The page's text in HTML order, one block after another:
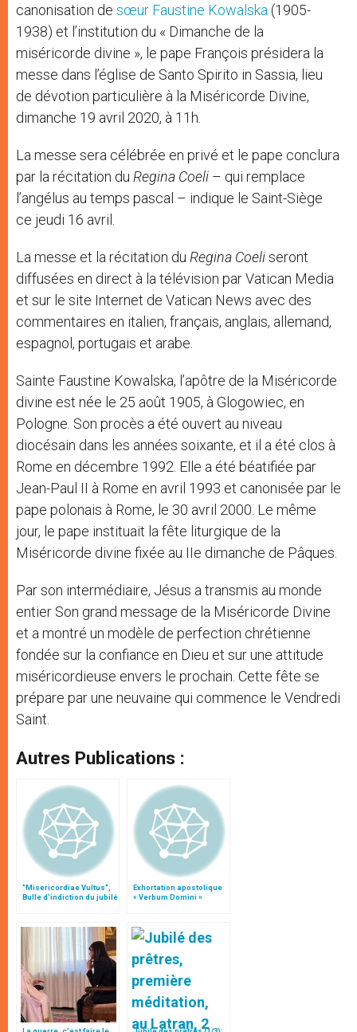
canonisation de sœur Faustine Kowalska (1905-
1938) et l’institution du « Dimanche de la
miséricorde divine », le pape François présidera la
messe dans l’église de Santo Spirito in Sassia, lieu
de dévotion particulière à la Miséricorde Divine,
dimanche 19 avril 2020, à 11h.
La messe sera célébrée en privé et le pape conclura
par la récitation du Regina Coeli – qui remplace
l’angélus au temps pascal – indique le Saint-Siège
ce jeudi 16 avril.
La messe et la récitation du Regina Coeliseront
diffusées en direct à la télévision par Vatican Media
et sur le site Internet de Vatican News avec des
commentaires en italien, français, anglais, allemand,
espagnol, portugais et arabe.
Sainte Faustine Kowalska, l’apôtre de la Miséricorde
divine est née le 25 août 1905, à Glogowiec, en
Pologne. Son procès a été ouvert au niveau
diocésain dans les années soixante, et il a été clos à
Rome en décembre 1992. Elle a été béatifiée par
Jean-Paul II à Rome en avril 1993 et canonisée par le
pape polonais à Rome, le 30 avril 2000. Le même
jour, le pape instituait la fête liturgique de la
Miséricorde divine fixée au IIe dimanche de Pâques.
Par son intermédiaire, Jésus a transmis au monde
entier Son grand message de la Miséricorde Divine
et a montré un modèle de perfection chrétienne
fondée sur la confiance en Dieu et sur une attitude
miséricordieuse envers le prochain. Cette fête se
prépare par une neuvaine qui commence le Vendredi
Saint.
Autres Publications :
"Misericordiae Vultus",
Bulle d'indiction du jubilé
Exhortation apostolique
« Verbum Domini »